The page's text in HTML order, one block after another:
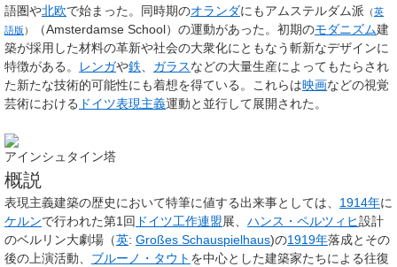
語圏や北欧で始まった。同時期のオランダにもアムステルダム派 （英
語版 ） （Amsterdamse School）の運動があった。初期のモダニズム建
築が採用した材料の革新や社会の大衆化にともなう斬新なデザインに
特徴がある。
レンガや鉄 ガラスなどの大量生産によってもたらされ
た新たな技術的可能性にも着想を得ている。これらは映画などの視覚
芸術における ドイツ表現主義運動と並行して展開された。
アインシュタイン塔
概説
表現主義建築の歴史において特筆に値する出来事としては、 1914年に
ケルンで行われた第1回 ドイツ工作連盟展、 ハンス・ペルツィヒ設計
のベルリン大劇場（英: Großes Schauspielhaus)の1919年落成とその
後の上演活動、 ブルーノ・タウト を中心とした建築家たちによる往復